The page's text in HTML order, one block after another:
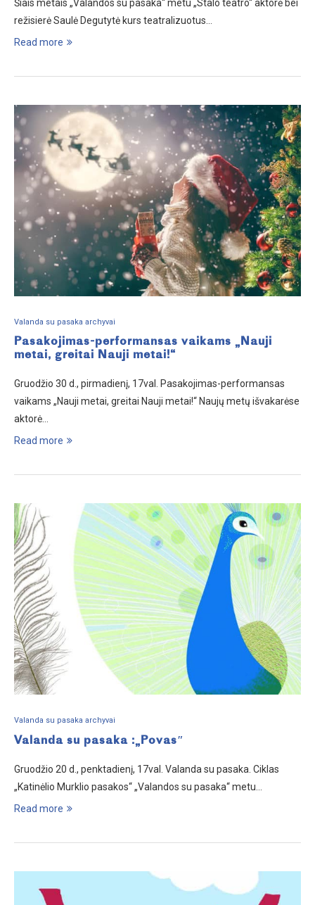
Šiais metais „Valandos su pasaka“ metu „Stalo teatro“ aktorė bei
režisierė Saulė Degutytė kurs teatralizuotus…
Read more
Valanda su pasaka archyvai
Pasakojimas-performansas vaikams „Nauji
metai, greitai Nauji metai!“
Gruodžio 30 d., pirmadienį, 17val. Pasakojimas-performansas
vaikams „Nauji metai, greitai Nauji metai!“ Naujų metų išvakarėse
aktorė…
Read more
Valanda su pasaka archyvai
Valanda su pasaka :„Povas″
Gruodžio 20 d., penktadienį, 17val. Valanda su pasaka. Ciklas
„Katinėlio Murklio pasakos“ „Valandos su pasaka“ metu…
Read more